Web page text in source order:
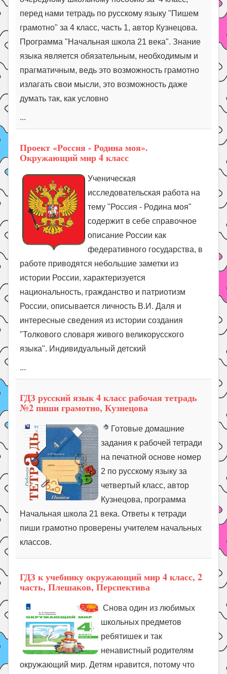
перед нами тетрадь по русскому языку "Пишем
грамотно" за 4 класс, часть 1, автор Кузнецова.
Программа "Начальная школа 21 века". Знание
языка является обязательным, необходимым и
прагматичным, ведь это возможность грамотно
излагать свои мысли, это возможность даже
думать так, как условно
...
Проект «Россия - Родина моя».
Окружающий мир 4 класс
Ученическая
исследовательская работа на
тему "Россия - Родина моя"
содержит в себе справочное
описание России как
федеративного государства, в
работе приводятся небольшие заметки из
истории России, характеризуется
национальность, гражданство и патриотизм
России, описывается личность В.И. Даля и
интересные сведения из истории создания
"Толкового словаря живого великорусского
языка". Индивидуальный детский
...
ГДЗ русский язык 4 класс рабочая тетрадь
№2 пиши грамотно, Кузнецова
Готовые домашние
задания к рабочей тетради
на печатной основе номер
2 по русскому языку за
четвертый класс, автор
Кузнецова, программа
Начальная школа 21 века. Ответы к тетради
пиши грамотно проверены учителем начальных
классов.
ГДЗ к учебнику окружающий мир 4 класс, 2
часть, Плешаков, Перспектива
Снова один из любимых
школьных предметов
ребятишек и так
ненавистный родителям
окружающий мир. Детям нравится, потому что